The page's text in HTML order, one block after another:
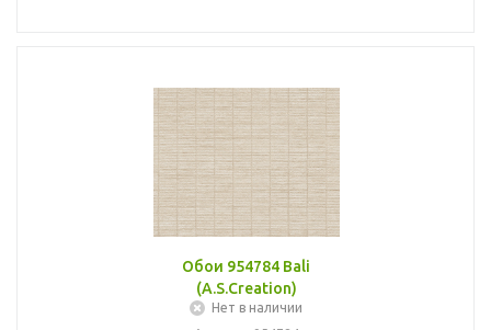
Обои 954784 Bali
(A.S.Creation)
Нет в наличии